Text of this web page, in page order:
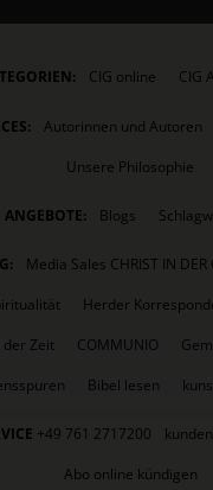
CIG online CIG
Autorinnen und Autoren
Unsere Philosophie
ANGEBOTE: Blogs
Media Sales CHRIST IN DER
Herder
Zeit
COMMUNIO
Bibel lesen
+49 761 2717200
Abo online kündigen